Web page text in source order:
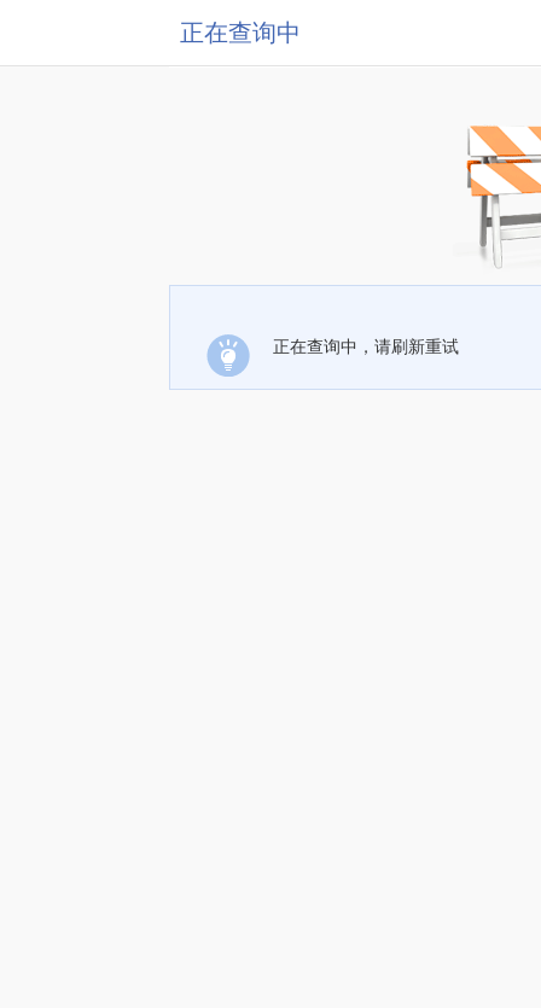
正在查询中
正在查询中，请刷新重试